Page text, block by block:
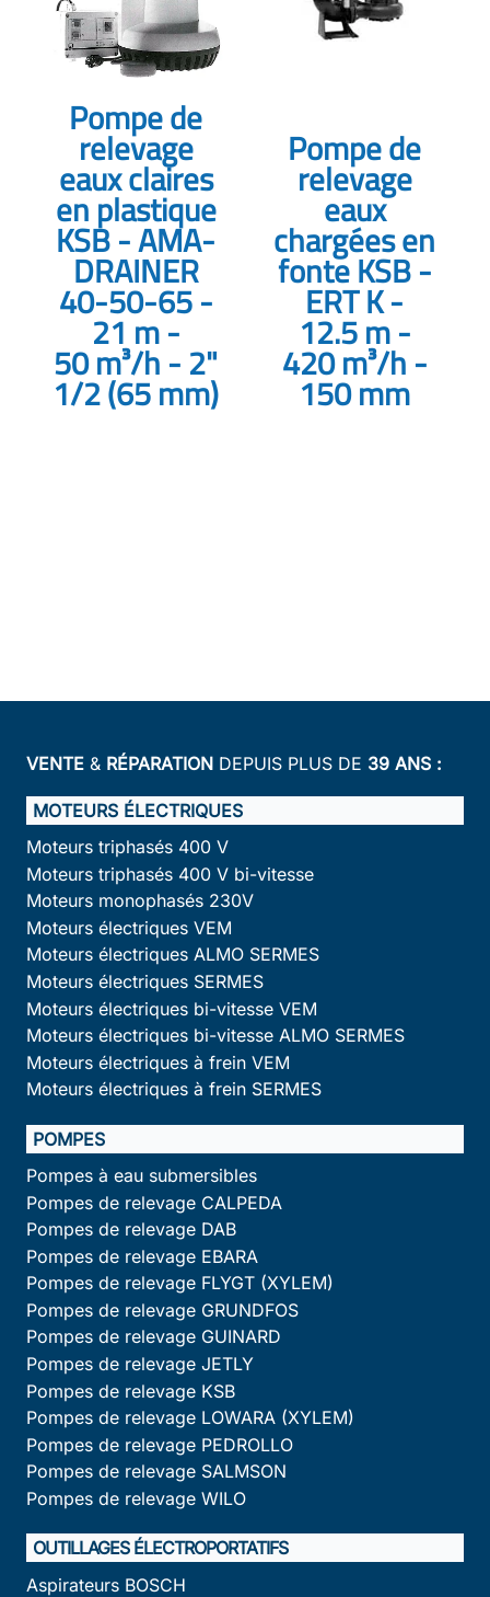
Pompe de
relevage
eaux claires
en plastique
KSB - AMA-
DRAINER
40-50-65 -
21 m -
50 m³/h - 2"
1/2 (65 mm)
Pompe de
relevage
eaux
chargées en
fonte KSB -
ERT K -
12.5 m -
420 m³/h -
150 mm
VENTE & RÉPARATION DEPUIS PLUS DE 39 ANS :
MOTEURS ÉLECTRIQUES
Moteurs triphasés 400 V
Moteurs triphasés 400 V bi-vitesse
Moteurs monophasés 230V
Moteurs électriques VEM
Moteurs électriques ALMO SERMES
Moteurs électriques SERMES
Moteurs électriques bi-vitesse VEM
Moteurs électriques bi-vitesse ALMO SERMES
Moteurs électriques à frein VEM
Moteurs électriques à frein SERMES
POMPES
Pompes à eau submersibles
Pompes de relevage CALPEDA
Pompes de relevage DAB
Pompes de relevage EBARA
Pompes de relevage FLYGT (XYLEM)
Pompes de relevage GRUNDFOS
Pompes de relevage GUINARD
Pompes de relevage JETLY
Pompes de relevage KSB
Pompes de relevage LOWARA (XYLEM)
Pompes de relevage PEDROLLO
Pompes de relevage SALMSON
Pompes de relevage WILO
OUTILLAGES ÉLECTROPORTATIFS
Aspirateurs BOSCH